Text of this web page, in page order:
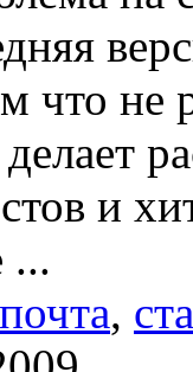
что не
и
...
почта,